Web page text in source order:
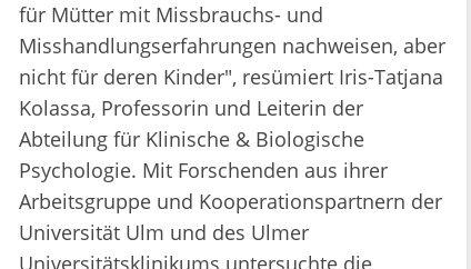
für Mütter mit Missbrauchs- und
Misshandlungserfahrungen nachweisen, aber
nicht für deren Kinder", resümiert Iris-Tatjana
Kolassa, Professorin und Leiterin der
Abteilung für Klinische & Biologische
Psychologie. Mit Forschenden aus ihrer
Arbeitsgruppe und Kooperationspartnern der
Universität Ulm und des Ulmer